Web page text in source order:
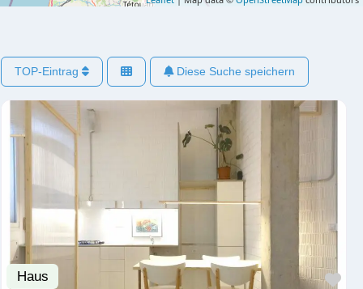
TOP-Eintrag Diese Suche speichern
Haus